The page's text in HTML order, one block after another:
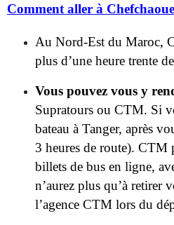
Comment aller à
Au Nord-Est du Maroc,
plus d’une heure trente
Vous pouvez vous y
Supratours ou CTM. Si
bateau à Tanger, après
3 heures de route). CTM
billets de bus en ligne,
n’aurez plus qu’à retirer
l’agence CTM lors du